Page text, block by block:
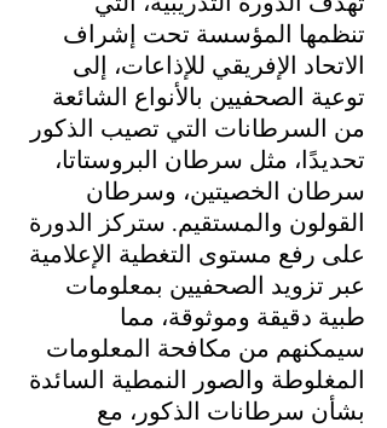
تنظمها المؤسسة تحت إشراف
الاتحاد الإفريقي للإذاعات، إلى
توعية الصحفيين بالأنواع الشائعة
من السرطانات التي تصيب الذكور
تحديدًا، مثل سرطان البروستاتا،
سرطان الخصيتين، وسرطان
القولون والمستقيم. ستركز الدورة
على رفع مستوى التغطية الإعلامية
عبر تزويد الصحفيين بمعلومات
طبية دقيقة وموثوقة، مما
سيمكنهم من مكافحة المعلومات
المغلوطة والصور النمطية السائدة
بشأن سرطانات الذكور، مع